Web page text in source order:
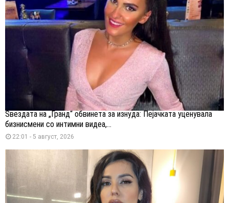
Ѕвездата на „Гранд“ обвинета за изнуда: Пејачката уценувала
бизнисмени со интимни видеа,...
22:01 - 5 август, 2026